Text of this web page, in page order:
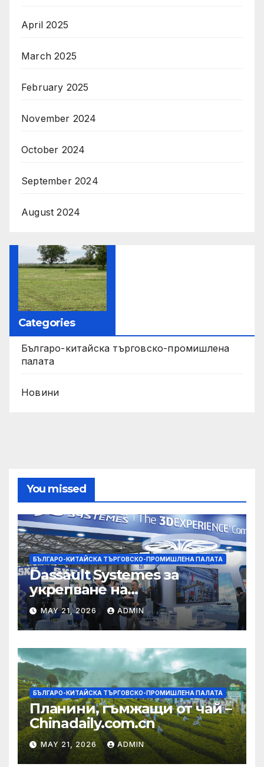
April 2025
March 2025
February 2025
November 2024
October 2024
September 2024
August 2024
Categories
Българо-китайска търговско-промишлена
палата
Новини
You missed
БЪЛГАРО-КИТАЙСКА ТЪРГОВСКО-ПРОМИШЛЕНА ПАЛАТА
Dassault Systemes за
укрепване на
изграждането на AI
екосистема в Китай
MAY 21, 2026 ADMIN
БЪЛГАРО-КИТАЙСКА ТЪРГОВСКО-ПРОМИШЛЕНА ПАЛАТА
Планини, гъмжащи от чай –
Chinadaily.com.cn
MAY 21, 2026 ADMIN